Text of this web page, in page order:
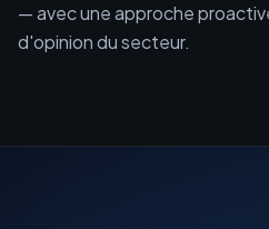
— avec une approche
d'opinion du secteur.